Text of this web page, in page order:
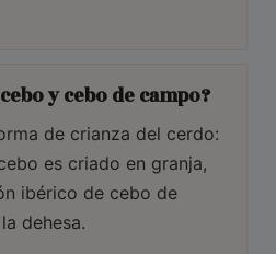
y cebo de campo?
de crianza del cerdo:
es criado en granja,
ibérico de cebo de
dehesa.